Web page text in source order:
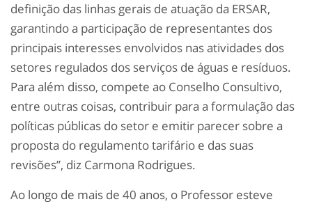
definição das linhas gerais de atuação da ERSAR,
garantindo a participação de representantes dos
principais interesses envolvidos nas atividades dos
setores regulados dos serviços de águas e resíduos.
Para além disso, compete ao Conselho Consultivo,
entre outras coisas, contribuir para a formulação das
políticas públicas do setor e emitir parecer sobre a
proposta do regulamento tarifário e das suas
revisões”, diz Carmona Rodrigues.
Ao longo de mais de 40 anos, o Professor esteve